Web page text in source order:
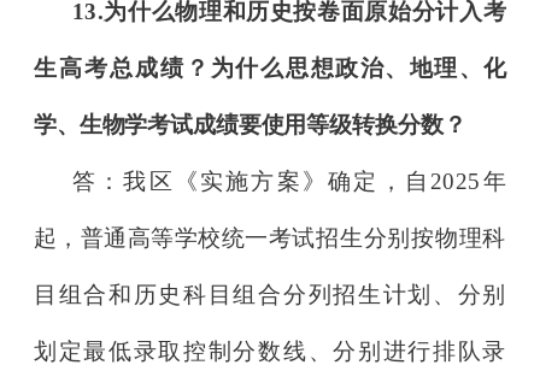
13.为什么物理和历史按卷面原始分计入考
生高考总成绩？为什么思想政治、地理、化
学、生物学考试成绩要使用等级转换分数？
答：我区《实施方案》确定，自2025年
起，普通高等学校统一考试招生分别按物理科
目组合和历史科目组合分列招生计划、分别
划定最低录取控制分数线、分别进行排队录